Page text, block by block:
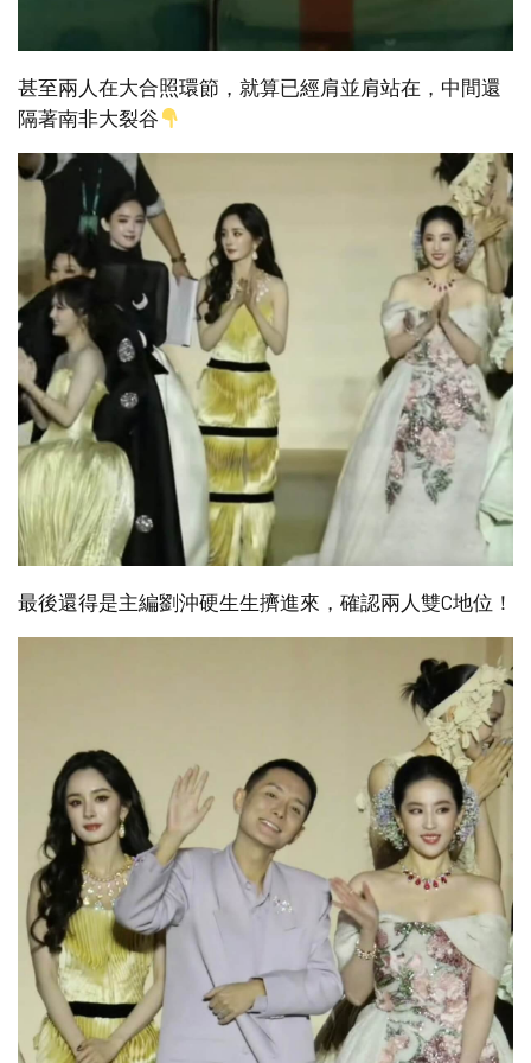
甚至兩人在大合照環節，就算已經肩並肩站在，中間還
隔著南非大裂谷
最後還得是主編劉沖硬生生擠進來，確認兩人雙C地位！